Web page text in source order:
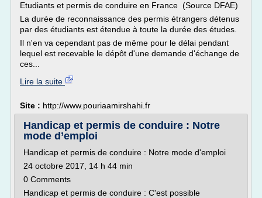
Etudiants et permis de conduire en France (Source DFAE)
La durée de reconnaissance des permis étrangers détenus
par des étudiants est étendue à toute la durée des études.
Il n'en va cependant pas de même pour le délai pendant
lequel est recevable le dépôt d'une demande d'échange de
ces...
Lire la suite
Site : http://www.pouriaamirshahi.fr
Handicap et permis de conduire : Notre
mode d’emploi
Handicap et permis de conduire : Notre mode d'emploi
24 octobre 2017, 14 h 44 min
0 Comments
Handicap et permis de conduire : C'est possible